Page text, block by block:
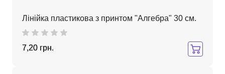
Лінійка пластикова з принтом "Алгебра" 30 см.
7,20 грн.